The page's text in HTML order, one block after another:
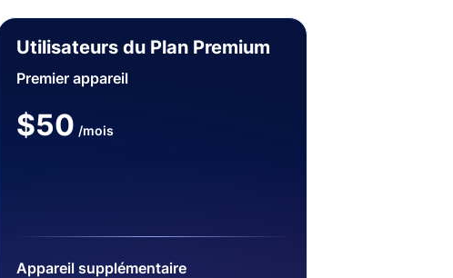
Utilisateurs du Plan Premium
Premier appareil
$50 /mois
Appareil supplémentaire